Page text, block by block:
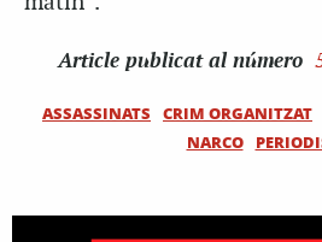
Article publicat al número
ASSASSINATS CRIM ORGANITZAT
NARCO